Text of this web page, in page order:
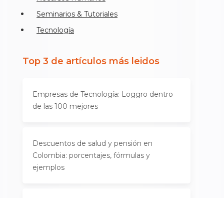
Seminarios & Tutoriales
Tecnología
Top 3 de artículos más leidos
Empresas de Tecnología: Loggro dentro
de las 100 mejores
Descuentos de salud y pensión en
Colombia: porcentajes, fórmulas y
ejemplos